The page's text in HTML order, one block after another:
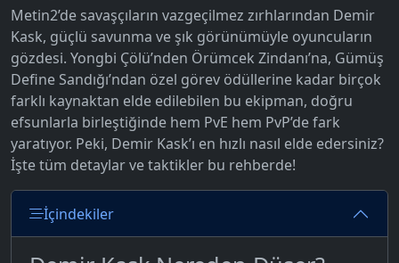
Metin2’de savaşçıların vazgeçilmez zırhlarından Demir
Kask, güçlü savunma ve şık görünümüyle oyuncuların
gözdesi. Yongbi Çölü’nden Örümcek Zindanı’na, Gümüş
Define Sandığı’ndan özel görev ödüllerine kadar birçok
farklı kaynaktan elde edilebilen bu ekipman, doğru
efsunlarla birleştiğinde hem PvE hem PvP’de fark
yaratıyor. Peki, Demir Kask’ı en hızlı nasıl elde edersiniz?
İşte tüm detaylar ve taktikler bu rehberde!
İçindekiler